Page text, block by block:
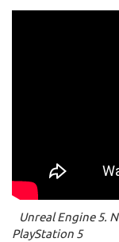
Unreal Engine 5.
PlayStation 5